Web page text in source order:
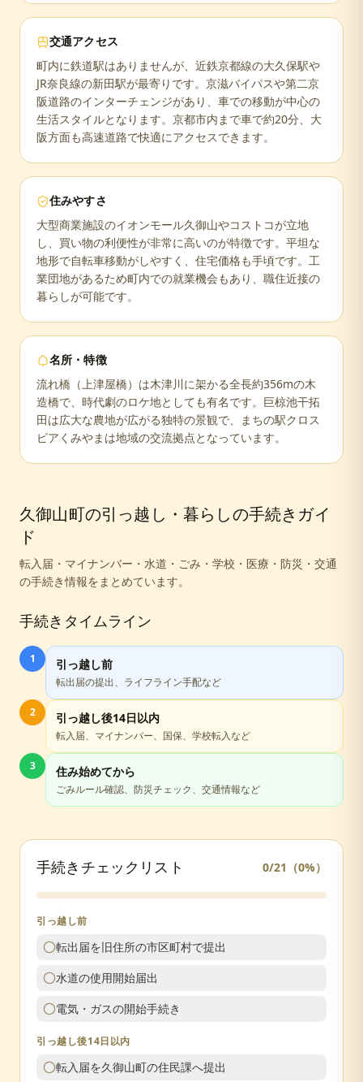
交通アクセス
町内に鉄道駅はありませんが、近鉄京都線の大久保駅や
JR奈良線の新田駅が最寄りです。京滋バイパスや第二京
阪道路のインターチェンジがあり、車での移動が中心の
生活スタイルとなります。京都市内まで車で約20分、大
阪方面も高速道路で快適にアクセスできます。
住みやすさ
大型商業施設のイオンモール久御山やコストコが立地
し、買い物の利便性が非常に高いのが特徴です。平坦な
地形で自転車移動がしやすく、住宅価格も手頃です。工
業団地があるため町内での就業機会もあり、職住近接の
暮らしが可能です。
名所・特徴
流れ橋（上津屋橋）は木津川に架かる全長約356mの木
造橋で、時代劇のロケ地としても有名です。巨椋池干拓
田は広大な農地が広がる独特の景観で、まちの駅クロス
ピアくみやまは地域の交流拠点となっています。
久御山町の引っ越し・暮らしの手続きガイ
ド
転入届・マイナンバー・水道・ごみ・学校・医療・防災・交通
の手続き情報をまとめています。
手続きタイムライン
1 引っ越し前
転出届の提出、ライフライン手配など
2 引っ越し後14日以内
転入届、マイナンバー、国保、学校転入など
3 住み始めてから
ごみルール確認、防災チェック、交通情報など
手続きチェックリスト 0/21 （0%）
引っ越し前
転出届を旧住所の市区町村で提出
水道の使用開始届出
電気・ガスの開始手続き
引っ越し後14日以内
転入届を久御山町の住民課へ提出